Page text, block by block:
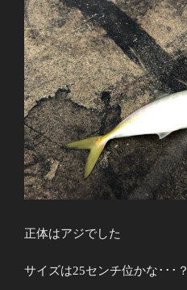
正体はアジでした
サイズは25センチ位かな･･･？